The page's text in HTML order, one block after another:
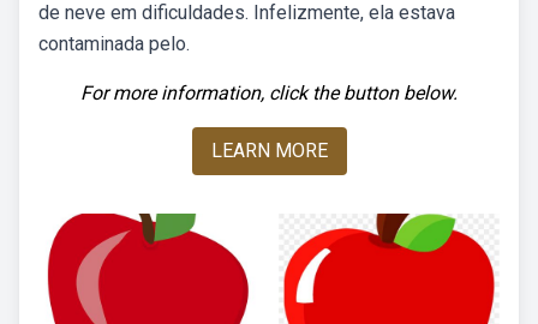
de neve em dificuldades. Infelizmente, ela estava
contaminada pelo.
For more information, click the button below.
LEARN MORE